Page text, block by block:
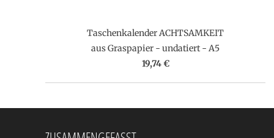
Taschenkalender ACHTSAMKEIT
aus Graspapier - undatiert - A5
19,74 €